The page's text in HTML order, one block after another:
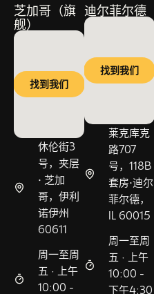
芝加哥（旗
舰）
找到我们
休伦街3
号，夹层
• 芝加
哥，伊利
诺伊州
60611
周一至周
五 · 上午
10:00 -
迪尔菲尔德
找到我们
莱克库克
路707
号，118B
套房•迪尔
菲尔德，
IL 60015
周一至周
五 · 上午
10:00 -
下午4:30